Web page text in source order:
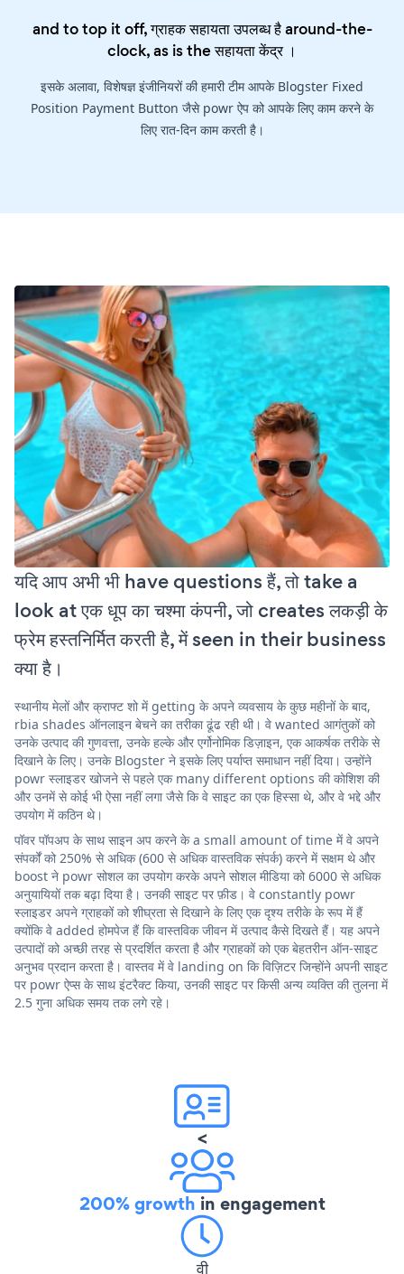
and to top it off, ग्राहक सहायता उपलब्ध है around-the-
clock, as is theसहायता केंद्र।
इसके अलावा, विशेषज्ञ इंजीनियरों की हमारी टीम आपके Blogster Fixed
Position Payment Button जैसे powr ऐप को आपके लिए काम करने के
लिए रात-दिन काम करती है।
यदि आप अभी भी have questions हैं, तो take a
look at एक धूप का चश्मा कंपनी, जो creates लकड़ी के
फ्रेम हस्तनिर्मित करती है, में seen in their business
क्या है।
स्थानीय मेलों और क्राफ्ट शो में getting के अपने व्यवसाय के कुछ महीनों के बाद,
rbia shades ऑनलाइन बेचने का तरीका ढूंढ रही थी। वे wanted आगंतुकों को
उनके उत्पाद की गुणवत्ता, उनके हल्के और एर्गोनोमिक डिज़ाइन, एक आकर्षक तरीके से
दिखाने के लिए। उनके Blogster ने इसके लिए पर्याप्त समाधान नहीं दिया। उन्होंने
powr स्लाइडर खोजने से पहले एक many different options की कोशिश की
और उनमें से कोई भी ऐसा नहीं लगा जैसे कि वे साइट का एक हिस्सा थे, और वे भद्दे और
उपयोग में कठिन थे।
पॉवर पॉपअप के साथ साइन अप करने के a small amount of time में वे अपने
संपर्कों को 250% से अधिक (600 से अधिक वास्तविक संपर्क) करने में सक्षम थे और
boost ने powr सोशल का उपयोग करके अपने सोशल मीडिया को 6000 से अधिक
अनुयायियों तक बढ़ा दिया है। उनकी साइट पर फ़ीड। वे constantly powr
स्लाइडर अपने ग्राहकों को शीघ्रता से दिखाने के लिए एक दृश्य तरीके के रूप में हैं
क्योंकि वे added होमपेज हैं कि वास्तविक जीवन में उत्पाद कैसे दिखते हैं। यह अपने
उत्पादों को अच्छी तरह से प्रदर्शित करता है और ग्राहकों को एक बेहतरीन ऑन-साइट
अनुभव प्रदान करता है। वास्तव में वे landing on कि विज़िटर जिन्होंने अपनी साइट
पर powr ऐप्स के साथ इंटरैक्ट किया, उनकी साइट पर किसी अन्य व्यक्ति की तुलना में
2.5 गुना अधिक समय तक लगे रहे।
<
200% growth in engagement
वी